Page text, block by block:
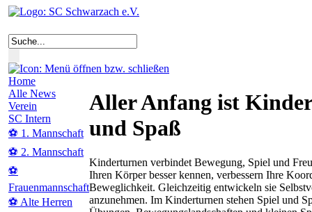
Home
Alle News
Verein
SC Intern
⚽ 1. Mannschaft
⚽ 2. Mannschaft
⚽
Frauenmannschaft
⚽ Alte Herren
Aller Anfang ist
und Spaß
Kinderturnen verbindet Bewegung, Spiel und
Ihren Körper besser kennen, verbessern Ihre
Beweglichkeit. Gleichzeitig entwickeln sie
anzunehmen. Im Kinderturnen stehen Spiel und